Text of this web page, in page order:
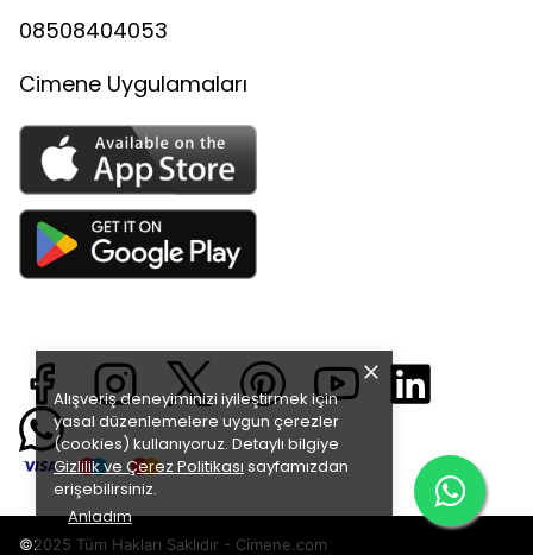
Alışveriş deneyiminizi iyileştirmek için
yasal düzenlemelere uygun çerezler
(cookies) kullanıyoruz. Detaylı bilgiye
Gizlilik ve Çerez Politikası sayfamızdan
erişebilirsiniz.
Anladım
08508404053
Cimene Uygulamaları
©2025 Tüm Hakları Saklıdır - Cimene.com